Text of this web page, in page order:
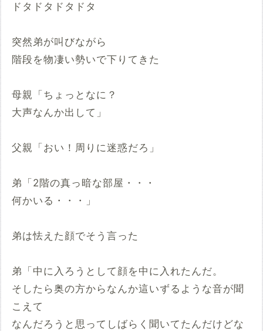
ドタドタドタドタ
突然弟が叫びながら
階段を物凄い勢いで下りてきた
母親「ちょっとなに？
大声なんか出して」
父親「おい！周りに迷惑だろ」
弟「2階の真っ暗な部屋・・・
何かいる・・・」
弟は怯えた顔でそう言った
弟「中に入ろうとして顔を中に入れたんだ。
そしたら奥の方からなんか這いずるような音が聞
こえて
なんだろうと思ってしばらく聞いてたんだけどな